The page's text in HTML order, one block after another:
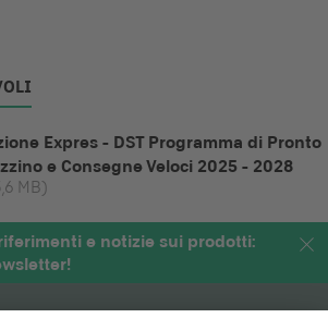
Expres - DST Programma di Pronto
e Consegne Veloci 2025 - 2028
MB)
e notizie sui prodotti: